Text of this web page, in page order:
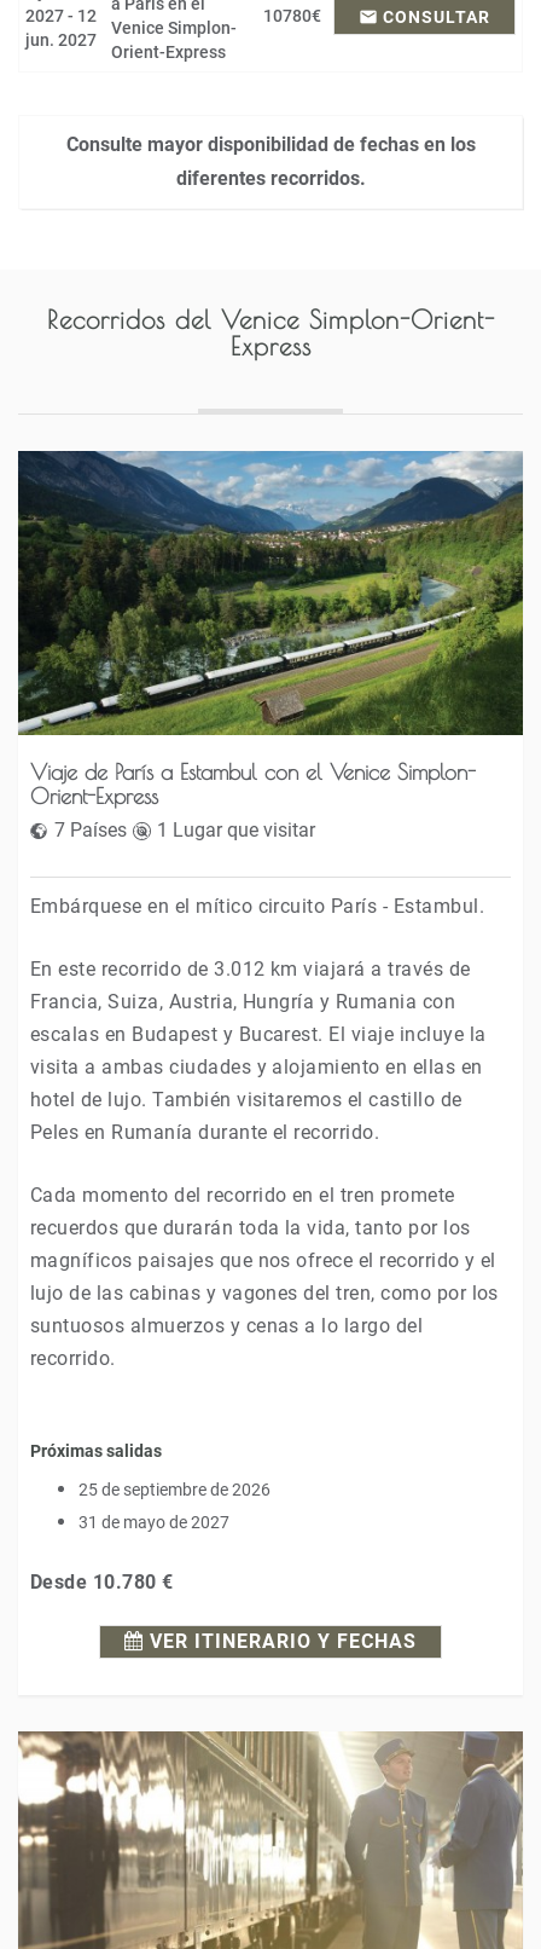
2027 - 12
jun. 2027
a París en el
Venice Simplon-
Orient-Express
10780€ email CONSULTAR
Consulte mayor disponibilidad de fechas en los
diferentes recorridos.
Recorridos del Venice Simplon-Orient-
Express
Viaje de París a Estambul con el Venice Simplon-
Orient-Express
7 Países 1 Lugar que visitar
Embárquese en el mítico circuito París - Estambul.
En este recorrido de 3.012 km viajará a través de
Francia, Suiza, Austria, Hungría y Rumania con
escalas en Budapest y Bucarest. El viaje incluye la
visita a ambas ciudades y alojamiento en ellas en
hotel de lujo. También visitaremos el castillo de
Peles en Rumanía durante el recorrido.
Cada momento del recorrido en el tren promete
recuerdos que durarán toda la vida, tanto por los
magníficos paisajes que nos ofrece el recorrido y el
lujo de las cabinas y vagones del tren, como por los
suntuosos almuerzos y cenas a lo largo del
recorrido.
Próximas salidas
25 de septiembre de 2026
31 de mayo de 2027
Desde 10.780 €
VER ITINERARIO Y FECHAS